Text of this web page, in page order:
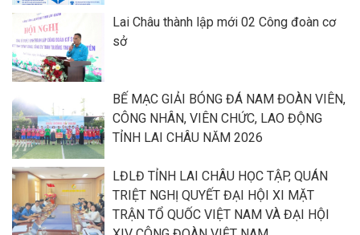
Lai Châu thành lập mới 02 Công đoàn cơ
sở
BẾ MẠC GIẢI BÓNG ĐÁ NAM ĐOÀN VIÊN,
CÔNG NHÂN, VIÊN CHỨC, LAO ĐỘNG
TỈNH LAI CHÂU NĂM 2026
LĐLĐ TỈNH LAI CHÂU HỌC TẬP, QUÁN
TRIỆT NGHỊ QUYẾT ĐẠI HỘI XI MẶT
TRẬN TỔ QUỐC VIỆT NAM VÀ ĐẠI HỘI